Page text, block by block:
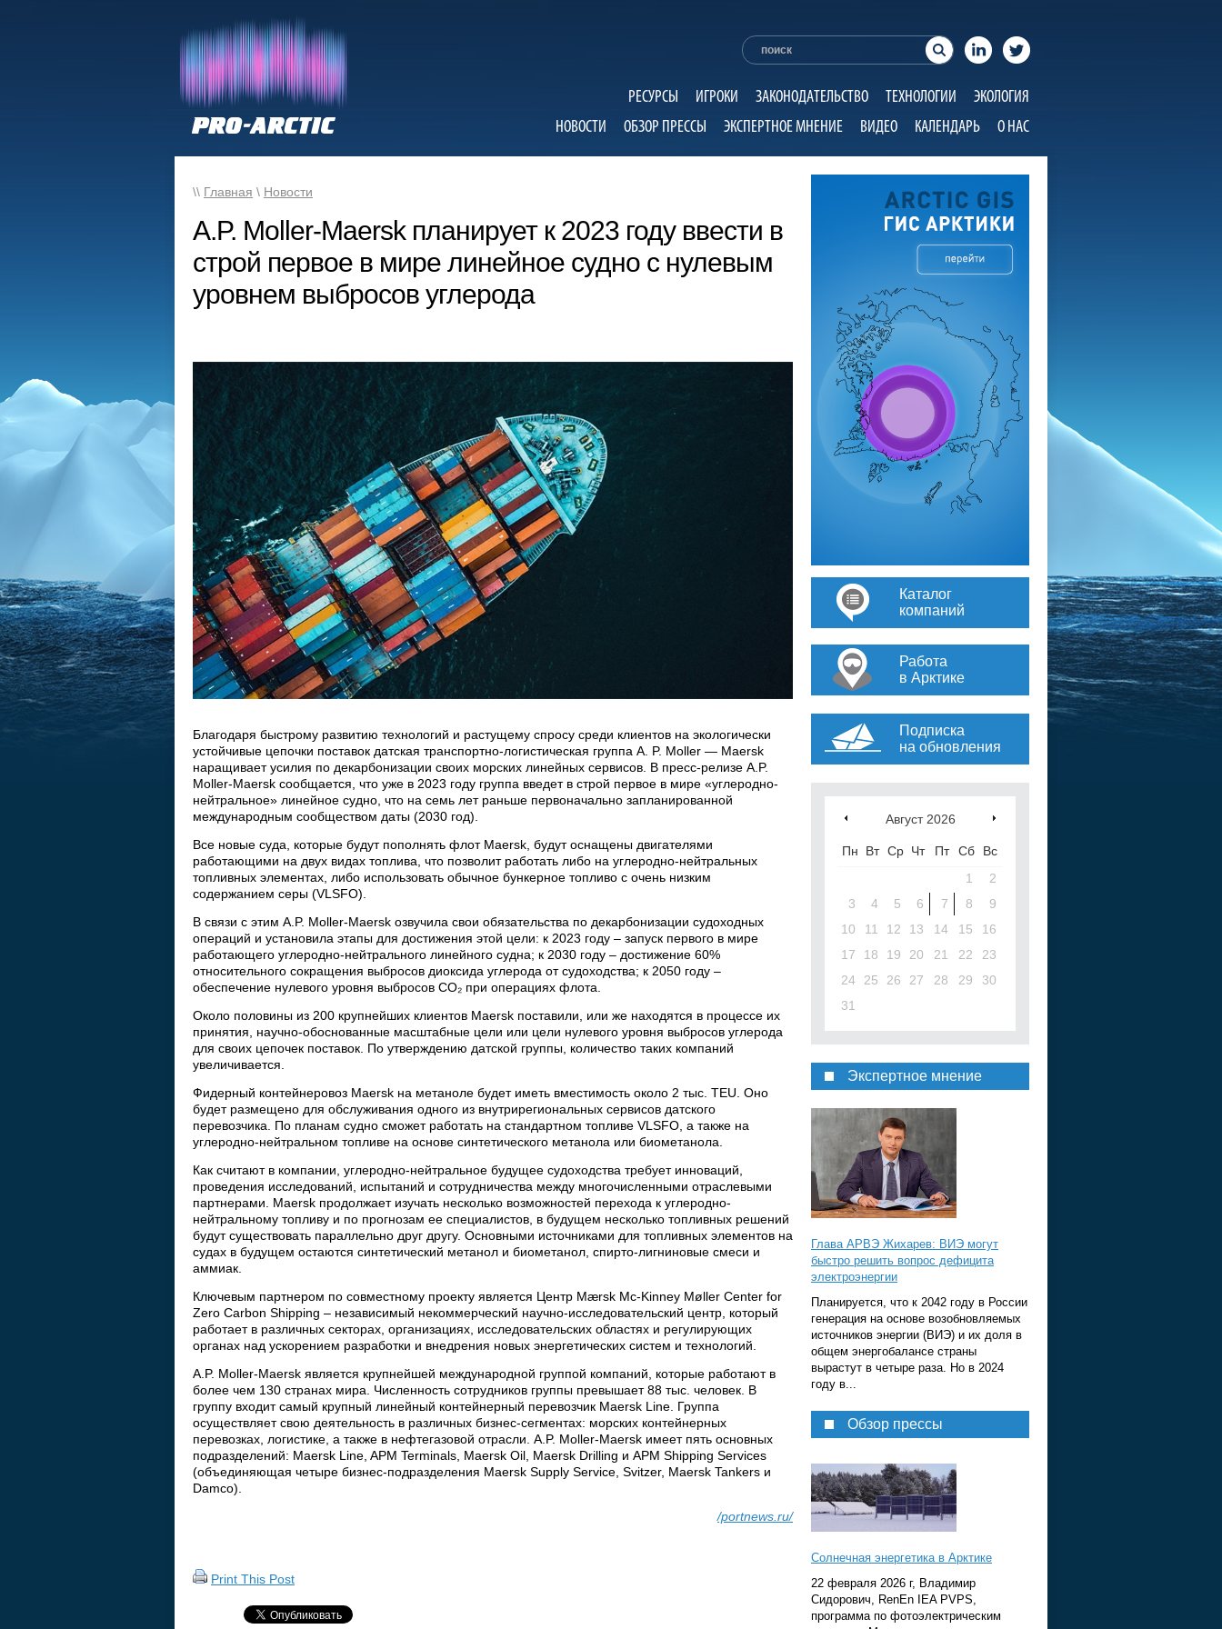
РЕСУРСЫ ИГРОКИ ЗАКОНОДАТЕЛЬСТВО ТЕХНОЛОГИИ
ЭКОЛОГИЯ
НОВОСТИ
ОБЗОР ПРЕССЫ ЭКСПЕРТНОЕ МНЕНИЕ ВИДЕО КАЛЕНДАРЬ О НАС
\\ Главная \ Новости
A.P. Moller-Maersk планирует к 2023 году ввести в
строй первое в мире линейное судно с нулевым
уровнем выбросов углерода
Благодаря быстрому развитию технологий и растущему спросу среди клиентов на экологически
устойчивые цепочки поставок датская транспортно-логистическая группа A. P. Moller — Maersk
наращивает усилия по декарбонизации своих морских линейных сервисов. В пресс-релизе A.P.
Moller-Maersk сообщается, что уже в 2023 году группа введет в строй первое в мире «углеродно-
нейтральное» линейное судно, что на семь лет раньше первоначально запланированной
международным сообществом даты (2030 год).
Все новые суда, которые будут пополнять флот Maersk, будут оснащены двигателями
работающими на двух видах топлива, что позволит работать либо на углеродно-нейтральных
топливных элементах, либо использовать обычное бункерное топливо с очень низким
содержанием серы (VLSFO).
В связи с этим A.P. Moller-Maersk озвучила свои обязательства по декарбонизации судоходных
операций и установила этапы для достижения этой цели: к 2023 году – запуск первого в мире
работающего углеродно-нейтрального линейного судна; к 2030 году – достижение 60%
относительного сокращения выбросов диоксида углерода от судоходства; к 2050 году –
обеспечение нулевого уровня выбросов CO₂ при операциях флота.
Около половины из 200 крупнейших клиентов Maersk поставили, или же находятся в процессе их
принятия, научно-обоснованные масштабные цели или цели нулевого уровня выбросов углерода
для своих цепочек поставок. По утверждению датской группы, количество таких компаний
увеличивается.
Фидерный контейнеровоз Maersk на метаноле будет иметь вместимость около 2 тыс. TEU. Оно
будет размещено для обслуживания одного из внутрирегиональных сервисов датского
перевозчика. По планам судно сможет работать на стандартном топливе VLSFO, а также на
углеродно-нейтральном топливе на основе синтетического метанола или биометанола.
Как считают в компании, углеродно-нейтральное будущее судоходства требует инноваций,
проведения исследований, испытаний и сотрудничества между многочисленными отраслевыми
партнерами. Maersk продолжает изучать несколько возможностей перехода к углеродно-
нейтральному топливу и по прогнозам ее специалистов, в будущем несколько топливных решений
будут существовать параллельно друг другу. Основными источниками для топливных элементов на
судах в будущем остаются синтетический метанол и биометанол, спирто-лигниновые смеси и
аммиак.
Ключевым партнером по совместному проекту является Центр Mærsk Mc-Kinney Møller Center for
Zero Carbon Shipping – независимый некоммерческий научно-исследовательский центр, который
работает в различных секторах, организациях, исследовательских областях и регулирующих
органах над ускорением разработки и внедрения новых энергетических систем и технологий.
A.P. Moller-Maersk является крупнейшей международной группой компаний, которые работают в
более чем 130 странах мира. Численность сотрудников группы превышает 88 тыс. человек. В
группу входит самый крупный линейный контейнерный перевозчик Maersk Line. Группа
осуществляет свою деятельность в различных бизнес-сегментах: морских контейнерных
перевозках, логистике, а также в нефтегазовой отрасли. A.P. Moller-Maersk имеет пять основных
подразделений: Maersk Line, APM Terminals, Maersk Oil, Maersk Drilling и APM Shipping Services
(объединяющая четыре бизнес-подразделения Maersk Supply Service, Svitzer, Maersk Tankers и
Damco).
/portnews.ru/
Print This Post
Каталог
компаний
Работа
в Арктике
Подписка
на обновления
Август 2026
Пн Вт Ср Чт Пт Сб
Вс
1
2
3
4 5 6 7 8
9
10
11 12 13 14 15
16
17
18 19 20 21 22
23
24
25 26 27 28 29
30
31
Экспертное мнение
Глава АРВЭ Жихарев: ВИЭ могут
быстро решить вопрос дефицита
электроэнергии
Планируется, что к 2042 году в России
генерация на основе возобновляемых
источников энергии (ВИЭ) и их доля в
общем энергобалансе страны
вырастут в четыре раза. Но в 2024
году в...
Обзор прессы
Солнечная энергетика в Арктике
22 февраля 2026 г, Владимир
Сидорович, RenEn IEA PVPS,
программа по фотоэлектрическим